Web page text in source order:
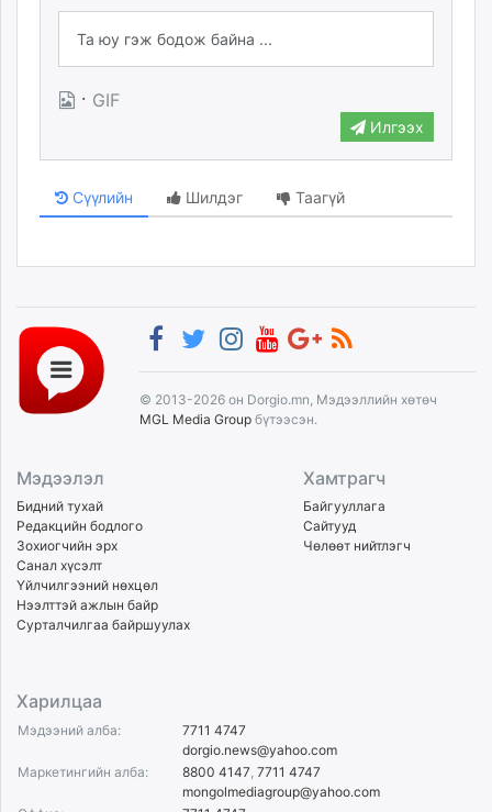
shuum.mn
times.mn
tvmongolia.mn
mass.mn
tac.mn
· GIF
Илгээх
Сүүлийн Шилдэг Таагүй
© 2013-2026 он Dorgio.mn, Мэдээллийн хөтөч
MGL Media Group бүтээсэн.
Мэдээлэл
Бидний тухай
Редакцийн бодлого
Зохиогчийн эрх
Санал хүсэлт
Үйлчилгээний нөхцөл
Нээлттэй ажлын байр
Сурталчилгаа байршуулах
Хамтрагч
Байгууллага
Сайтууд
Чөлөөт нийтлэгч
Харилцаа
Мэдээний алба:
7711 4747
dorgio.news@yahoo.com
Маркетингийн алба:
8800 4147 7711 4747
mongolmediagroup@yahoo.com